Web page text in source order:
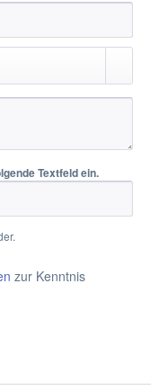
Textfeld ein.
zur Kenntnis